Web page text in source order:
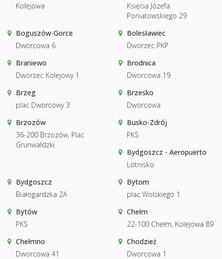
Kolejowa
Księcia Józefa
Poniatowskiego 29
Boguszów-Gorce
Dworcowa 6
Bolesławiec
Dworzec PKP
Braniewo
Dworzec Kolejowy 1
Brodnica
Dworcowa 19
Brzeg
plac Dworcowy 3
Brzesko
Dworcowa
Brzozów
36-200 Brzozów, Plac
Grunwaldzki
Busko-Zdrój
PKS
Bydgoszcz - Aeropuerto
Lotnisko
Bydgoszcz
Białogardzka 2A
Bytom
plac Wolskiego 1
Bytów
PKS
Chełm
22-100 Chełm, Kolejowa 89
Chełmno
Dworcowa 41
Chodzież
Dworcowa 1